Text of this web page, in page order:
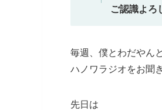
ご認識よろ
毎週、僕とわだやん
ハノワラジオをお聞
先日は